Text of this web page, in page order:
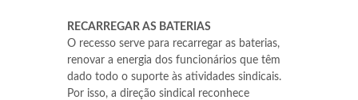
RECARREGAR AS BATERIAS
O recesso serve para recarregar as baterias,
renovar a energia dos funcionários que têm
dado todo o suporte às atividades sindicais.
Por isso, a direção sindical reconhece